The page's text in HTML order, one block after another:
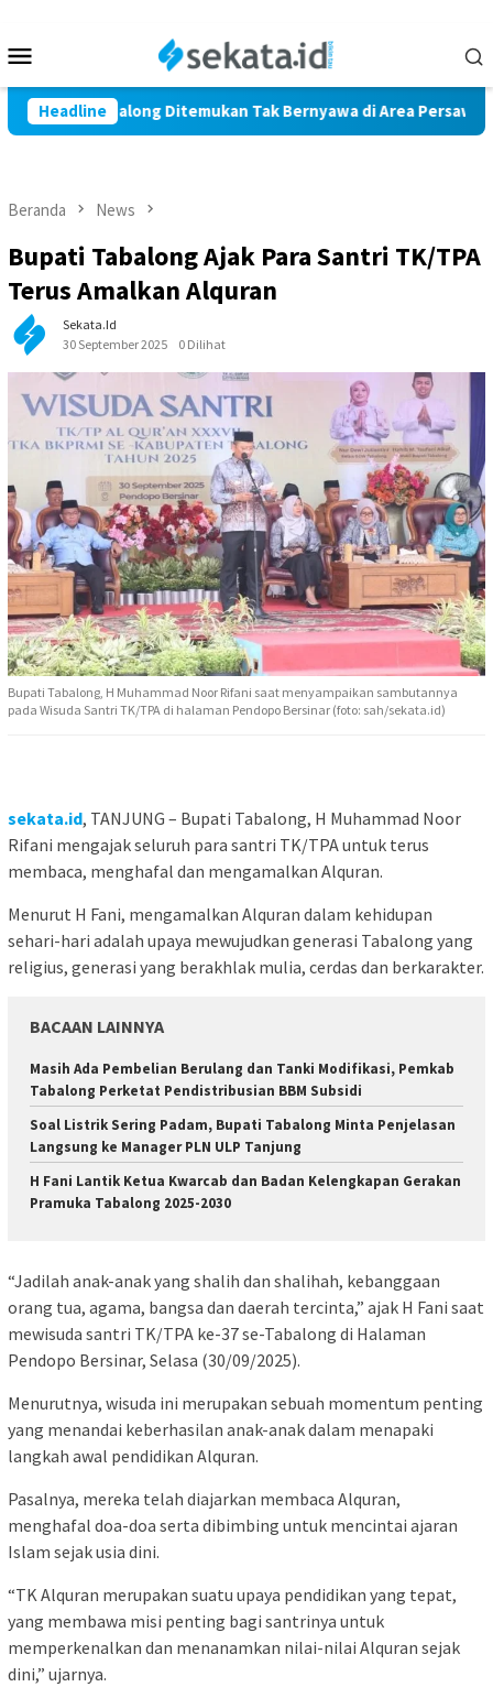
konten
Mobile
Headline
Tabalong Ditemukan Tak Bernyawa di Area Persawahan
Beranda News
Bupati Tabalong Ajak Para Santri TK/TPA
Terus Amalkan Alquran
Sekata.id
30 September 2025
0 Dilihat
Bupati Tabalong, H Muhammad Noor Rifani saat menyampaikan sambutannya
pada Wisuda Santri TK/TPA di halaman Pendopo Bersinar (foto: sah/sekata.id)
sekata.id, TANJUNG – Bupati Tabalong, H Muhammad Noor
Rifani mengajak seluruh para santri TK/TPA untuk terus
membaca, menghafal dan mengamalkan Alquran.
Menurut H Fani, mengamalkan Alquran dalam kehidupan
sehari-hari adalah upaya mewujudkan generasi Tabalong yang
religius, generasi yang berakhlak mulia, cerdas dan berkarakter.
BACAAN LAINNYA
Masih Ada Pembelian Berulang dan Tanki Modifikasi, Pemkab
Tabalong Perketat Pendistribusian BBM Subsidi
Soal Listrik Sering Padam, Bupati Tabalong Minta Penjelasan
Langsung ke Manager PLN ULP Tanjung
H Fani Lantik Ketua Kwarcab dan Badan Kelengkapan Gerakan
Pramuka Tabalong 2025-2030
“Jadilah anak-anak yang shalih dan shalihah, kebanggaan
orang tua, agama, bangsa dan daerah tercinta,” ajak H Fani saat
mewisuda santri TK/TPA ke-37 se-Tabalong di Halaman
Pendopo Bersinar, Selasa (30/09/2025).
Menurutnya, wisuda ini merupakan sebuah momentum penting
yang menandai keberhasilan anak-anak dalam menapaki
langkah awal pendidikan Alquran.
Pasalnya, mereka telah diajarkan membaca Alquran,
menghafal doa-doa serta dibimbing untuk mencintai ajaran
Islam sejak usia dini.
“TK Alquran merupakan suatu upaya pendidikan yang tepat,
yang membawa misi penting bagi santrinya untuk
memperkenalkan dan menanamkan nilai-nilai Alquran sejak
dini,” ujarnya.